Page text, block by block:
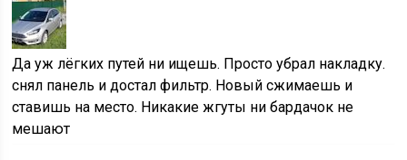
Да уж лёгких путей ни ищешь. Просто убрал накладку.
снял панель и достал фильтр. Новый сжимаешь и
ставишь на место. Никакие жгуты ни бардачок не
мешают